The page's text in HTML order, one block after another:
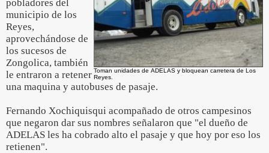
Toman unidades de ADELAS y bloquean carretera de Los
Reyes.
pobladores del
municipio de los
Reyes,
aprovechándose de
los sucesos de
Zongolica, también
le entraron a retener
una maquina y autobuses de pasaje.
Fernando Xochiquisqui acompañado de otros campesinos
que negaron dar sus nombres señalaron que "el dueño de
ADELAS les ha cobrado alto el pasaje y que hoy por eso los
retienen".